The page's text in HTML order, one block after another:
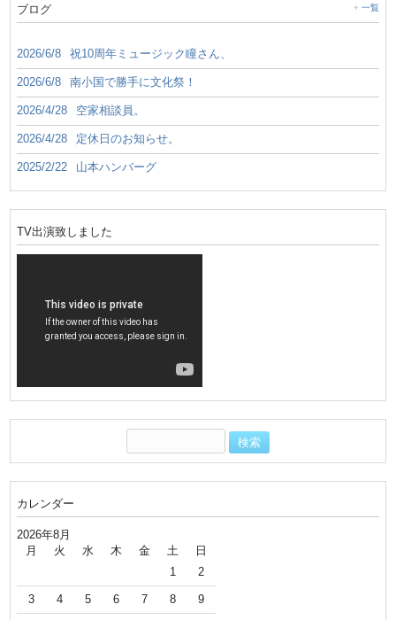
ブログ 一覧
2026/6/8 祝10周年ミュージック瞳さん、
2026/6/8 南小国で勝手に文化祭！
2026/4/28 空家相談員。
2026/4/28 定休日のお知らせ。
2025/2/22 山本ハンバーグ
TV出演致しました
カレンダー
2026年8月
月 火 水 木 金 土 日
1 2
3 4 5 6 7 8 9